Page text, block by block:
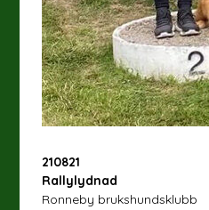
210821
Rallylydnad
Ronneby brukshundsklubb